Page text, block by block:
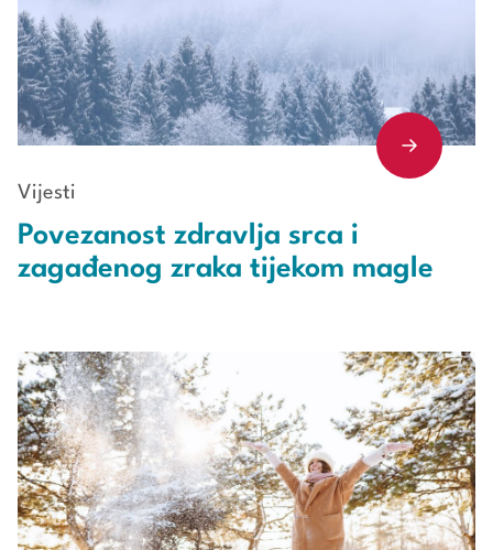
Vijesti
Povezanost zdravlja srca i
zagađenog zraka tijekom magle